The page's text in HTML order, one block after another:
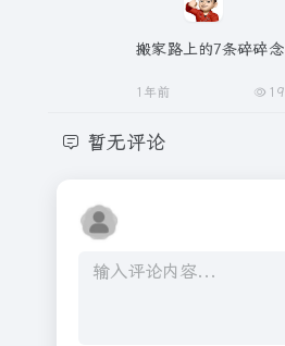
搬家路上的7条碎碎念
1年前 19
暂无评论